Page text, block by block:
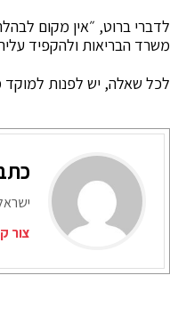
לדברי ברוט, ״אין מקום
משרד הבריאות ולהקפיד
לכל שאלה, יש לפנות למוקד משרד הבריאות
צור